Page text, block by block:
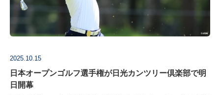
2025.10.15
日本オープンゴルフ選手権が日光カンツリー倶楽部で明
日開幕